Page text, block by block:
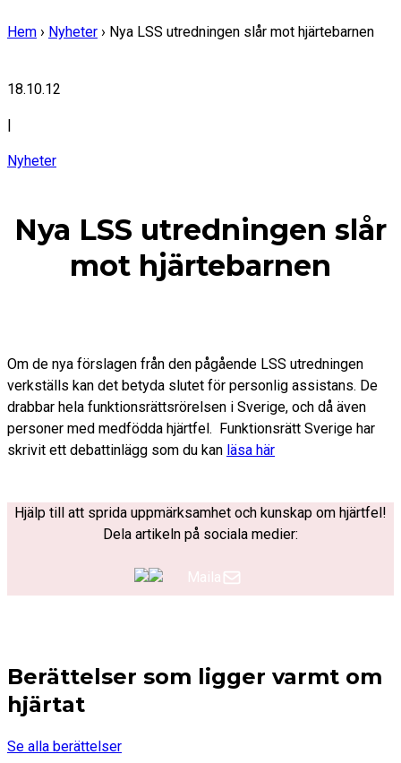
Hem › Nyheter › Nya LSS utredningen slår mot hjärtebarnen
18.10.12
|
Nyheter
Nya LSS utredningen slår
mot hjärtebarnen
Om de nya förslagen från den pågående LSS utredningen
verkställs kan det betyda slutet för personlig assistans. De
drabbar hela funktionsrättsrörelsen i Sverige, och då även
personer med medfödda hjärtfel. Funktionsrätt Sverige har
skrivit ett debattinlägg som du kan läsa här
Hjälp till att sprida uppmärksamhet och kunskap om hjärtfel!
Dela artikeln på sociala medier:
Maila
Berättelser som ligger varmt om
hjärtat
Se alla berättelser